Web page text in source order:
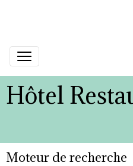
Hôtel
Moteur de recherche